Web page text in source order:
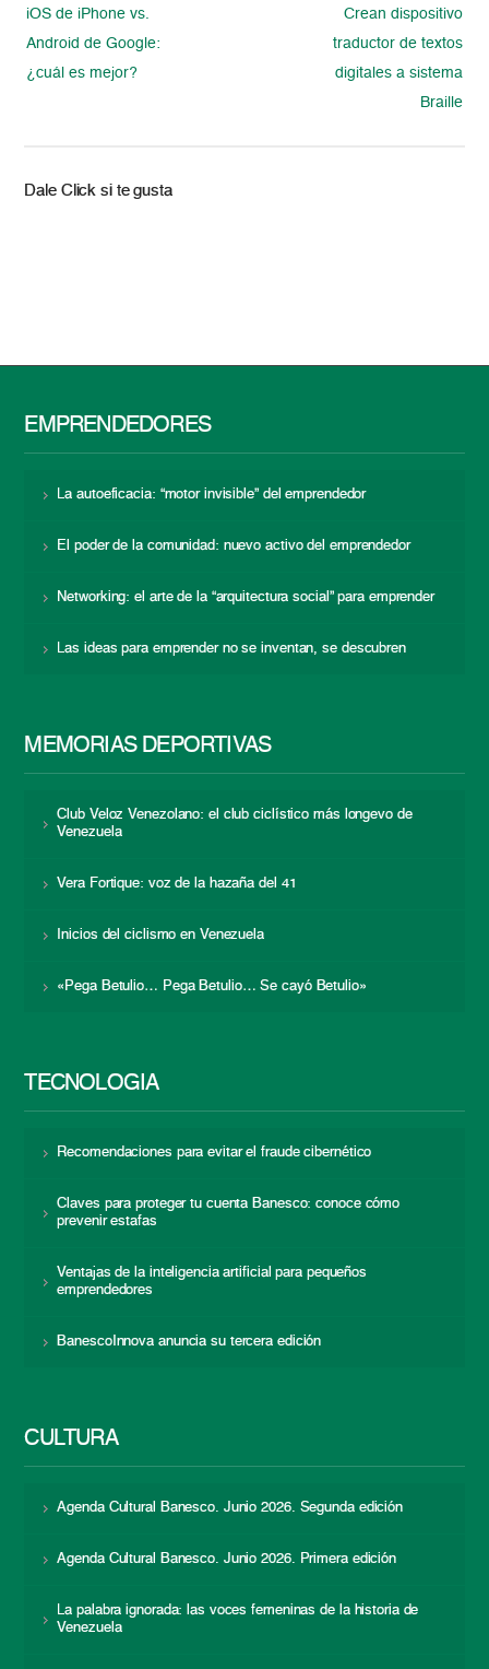
iOS de iPhone vs.
Android de Google:
¿cuál es mejor?
Crean dispositivo
traductor de textos
digitales a sistema
Braille
Dale Click si te gusta
EMPRENDEDORES
La autoeficacia: “motor invisible” del emprendedor
El poder de la comunidad: nuevo activo del emprendedor
Networking: el arte de la “arquitectura social” para emprender
Las ideas para emprender no se inventan, se descubren
MEMORIAS DEPORTIVAS
Club Veloz Venezolano: el club ciclístico más longevo de
Venezuela
Vera Fortique: voz de la hazaña del 41
Inicios del ciclismo en Venezuela
«Pega Betulio… Pega Betulio… Se cayó Betulio»
TECNOLOGÍA
Recomendaciones para evitar el fraude cibernético
Claves para proteger tu cuenta Banesco: conoce cómo
prevenir estafas
Ventajas de la inteligencia artificial para pequeños
emprendedores
BanescoInnova anuncia su tercera edición
CULTURA
Agenda Cultural Banesco. Junio 2026. Segunda edición
Agenda Cultural Banesco. Junio 2026. Primera edición
La palabra ignorada: las voces femeninas de la historia de
Venezuela